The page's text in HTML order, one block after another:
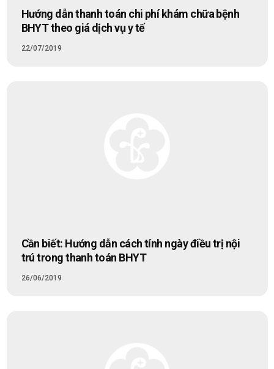
Hướng dẫn thanh toán chi phí khám chữa bệnh
BHYT theo giá dịch vụ y tế
22/07/2019
Cần biết: Hướng dẫn cách tính ngày điều trị nội
trú trong thanh toán BHYT
26/06/2019